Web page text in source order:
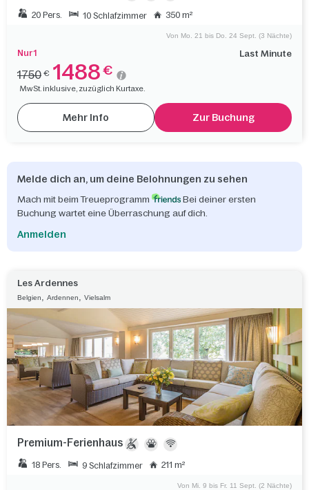
20 Pers. 10 Schlafzimmer 350 m²
Nur 1 Last Minute
Von Mo. 21 bis Do. 24 Sept. (3 Nächte)
1750 € 1488 €
MwSt. inklusive, zuzüglich Kurtaxe.
Mehr Info Zur Buchung
Melde dich an, um deine Belohnungen zu sehen
Mach mit beim Treueprogramm
Bei deiner ersten
Buchung wartet eine Überraschung auf dich.
Anmelden
Les Ardennes
Belgien, Ardennen, Vielsalm
Premium-Ferienhaus
18 Pers. 9 Schlafzimmer 211 m²
Von Mi. 9 bis Fr. 11 Sept. (2 Nächte)